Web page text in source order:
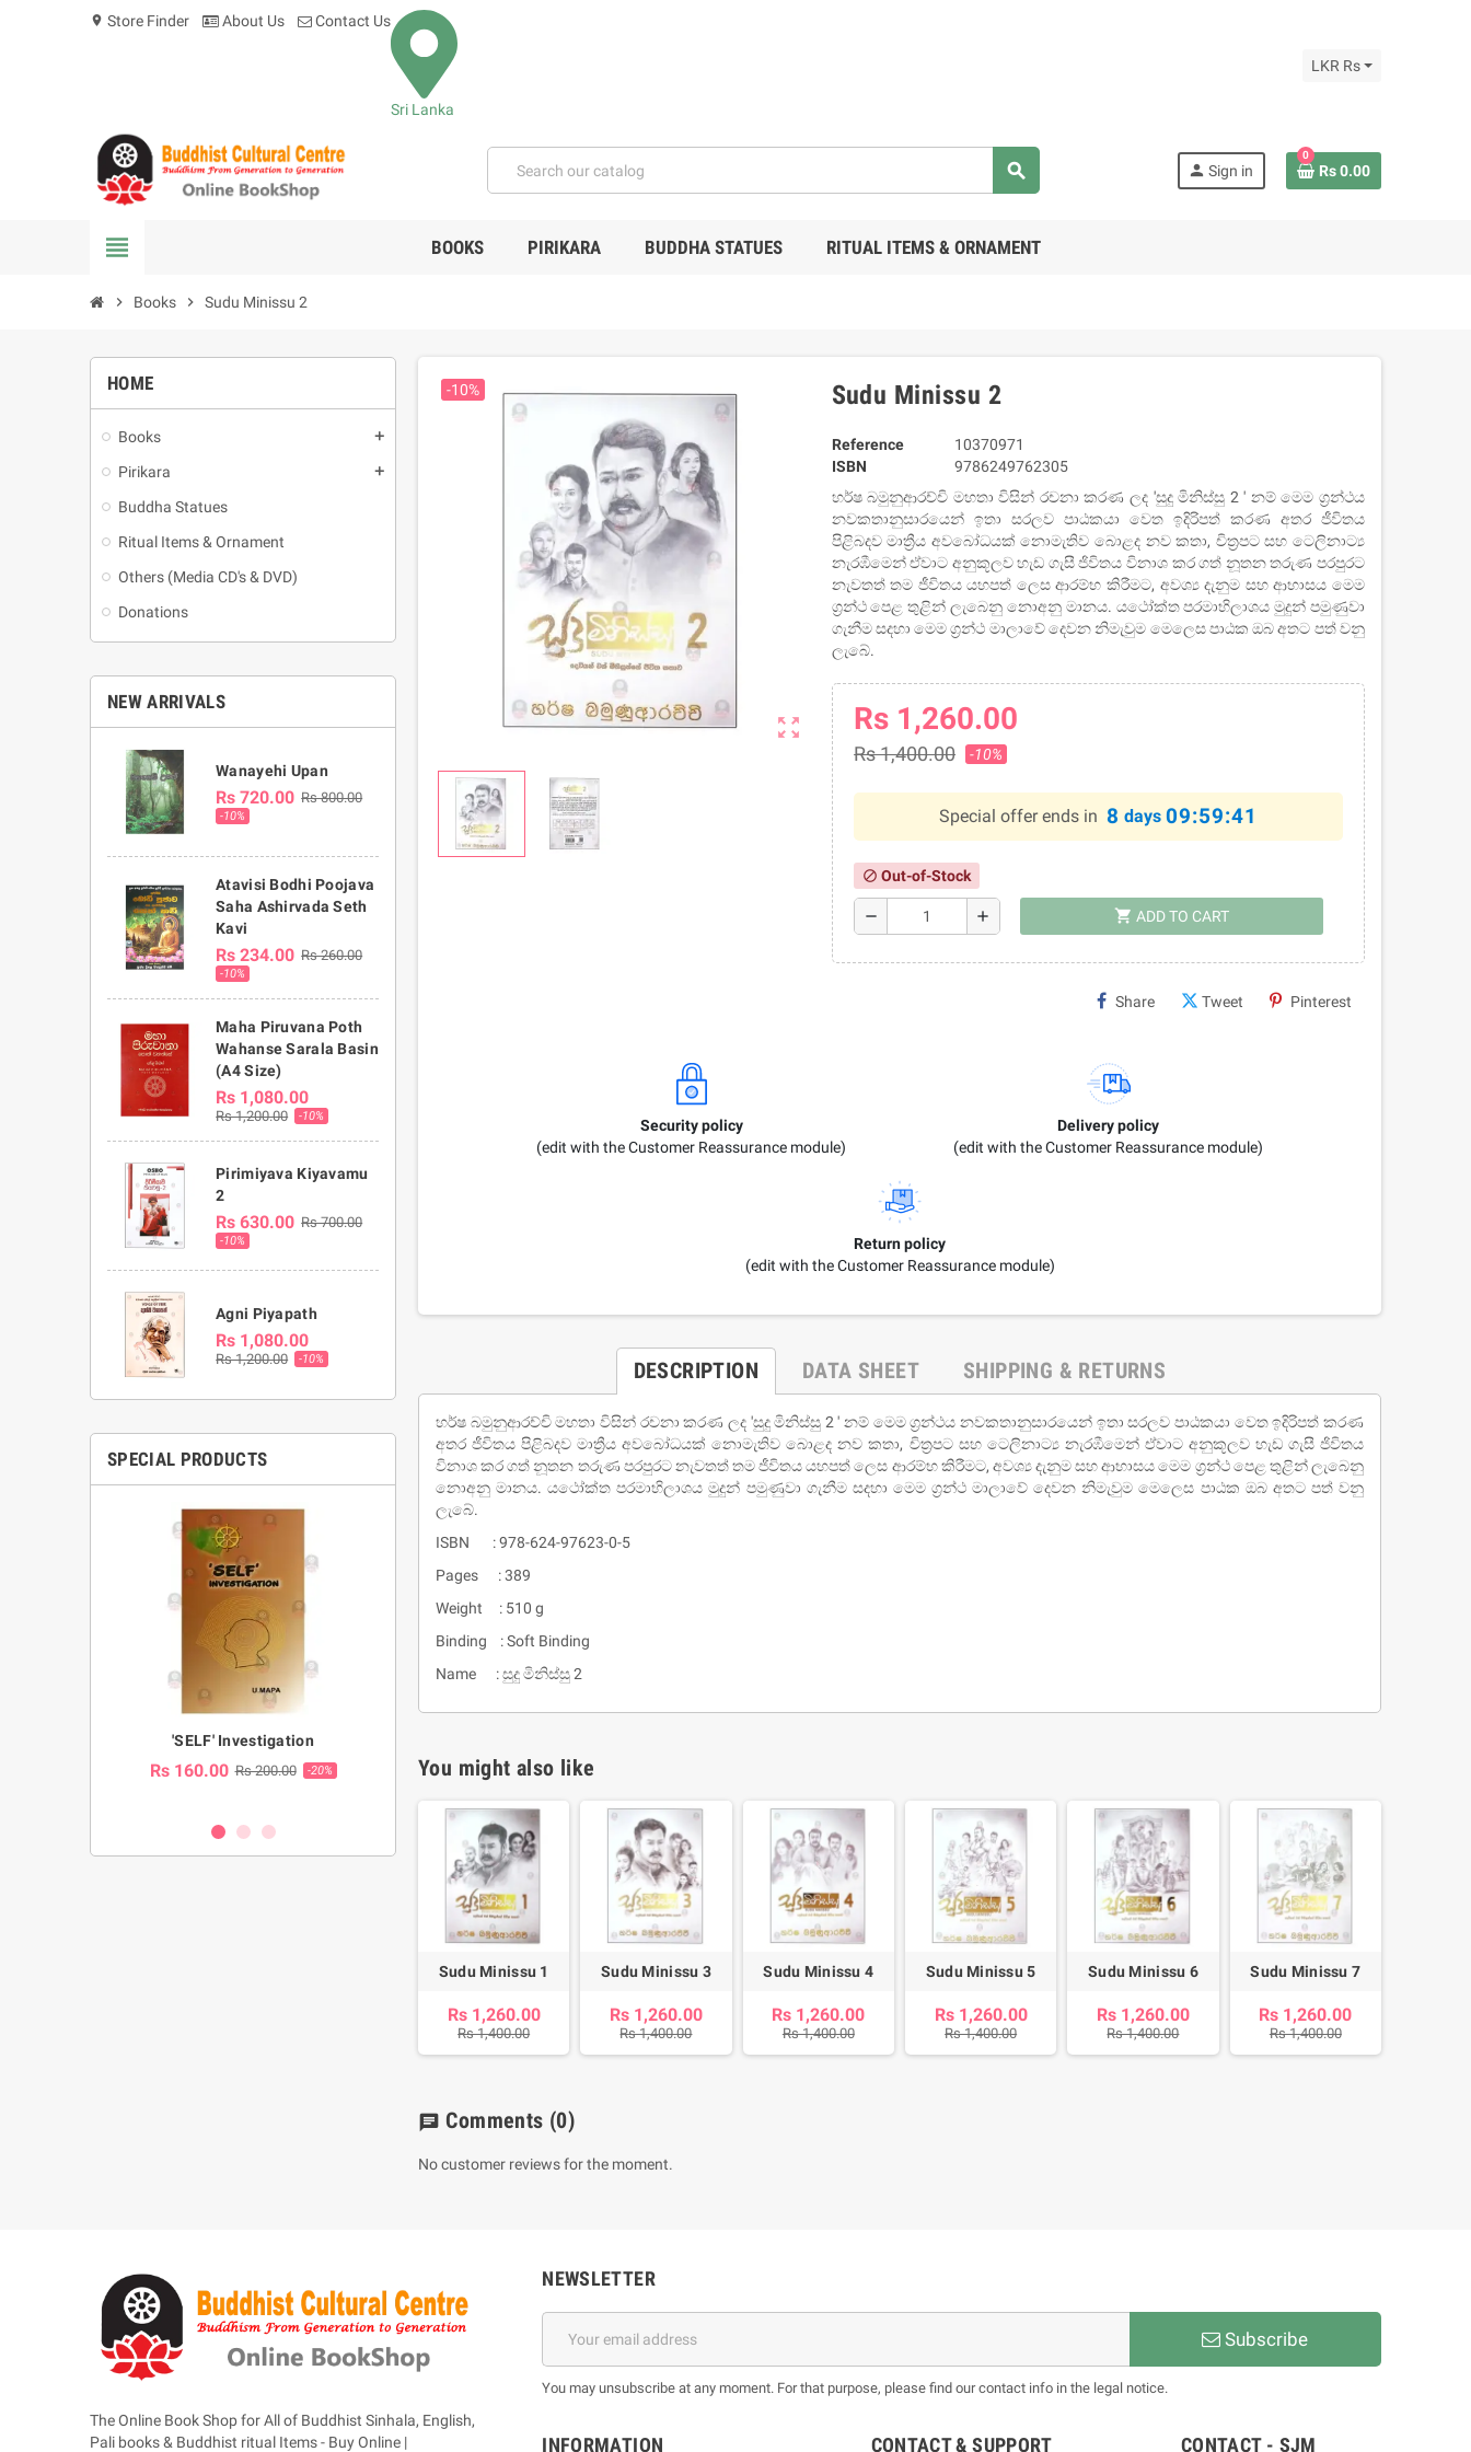
location_on Store Finder About Us Contact Us
Sri Lanka
LKR Rs
search person Sign in
0
Rs 0.00
view_headline BOOKS PIRIKARA BUDDHA STATUES RITUAL ITEMS & ORNAMENT
chevron_right Books chevron_right Sudu Minissu 2
HOME
Books add
Pirikara add
Buddha Statues
Ritual Items & Ornament
Others (Media CD's & DVD)
Donations
NEW ARRIVALS
Wanayehi Upan
Rs 720.00 Rs 800.00
-10%
Atavisi Bodhi Poojava
Saha Ashirvada Seth
Kavi
Rs 234.00 Rs 260.00
-10%
Maha Piruvana Poth
Wahanse Sarala Basin
(A4 Size)
Rs 1,080.00
Rs 1,200.00 -10%
Pirimiyava Kiyavamu
2
Rs 630.00 Rs 700.00
-10%
Agni Piyapath
Rs 1,080.00
Rs 1,200.00 -10%
SPECIAL PRODUCTS
'SELF' Investigation
Rs 160.00 Rs 200.00 -20%
Poth Wahanse
zoom_out_map
-10% Sudu Minissu 2
Reference
10370971
ISBN
9786249762305
හර්ෂ බමුනුආරච්චි මහතා විසින් රචනා කරණ ලද 'සුදු මිනිස්සු 2 ' නම් මෙම ග්‍රන්ථය
නවකතානුසාරයෙන් ඉතා සරලව පාඨකයා වෙත ඉදිරිපත් කරණ අතර ජීවිතය
පිළිබදව මාත්‍රීය අවබෝධයක් නොමැතිව බොළද නව කතා, චිත්‍රපට සහ ටෙලිනාට්‍ය
නැරඹීමෙන් ඒවාට අනුකූලව හැඩ ගැසී ජිවිතය විනාශ කර ගත් නූතන තරුණ පරපුරට
නැවතත් තම ජීවිතය යහපත් ලෙස ආරම්භ කිරීමට, අවශ්‍ය දැනුම සහ ආභාසය මෙම
ග්‍රන්ථ පෙළ තුළින් ලැබෙනු නොඅනු මානය. යථෝක්ත පරමාභිලාශය මුදුන් පමුණුවා
ගැනීම සදහා මෙම ග්‍රන්ථ මාලාවේ දෙවන නිමැවුම මෙලෙස පාඨක ඔබ අතට පත් වනු
ලැබේ.
Rs 1,260.00
Rs 1,400.00 -10%
Special offer ends in 8 days 09:59:41
block Out-of-Stock
remove add shopping_cart ADD TO CART
Share Tweet Pinterest
Security policy
(edit with the Customer Reassurance module)
Delivery policy
(edit with the Customer Reassurance module)
Return policy
(edit with the Customer Reassurance module)
DESCRIPTION DATA SHEET SHIPPING & RETURNS
හර්ෂ බමුනුආරච්චි මහතා විසින් රචනා කරණ ලද 'සුදු මිනිස්සු 2 ' නම් මෙම ග්‍රන්ථය නවකතානුසාරයෙන් ඉතා සරලව පාඨකයා වෙත ඉදිරිපත් කරණ
අතර ජීවිතය පිළිබදව මාත්‍රීය අවබෝධයක් නොමැතිව බොළද නව කතා, චිත්‍රපට සහ ටෙලිනාට්‍ය නැරඹීමෙන් ඒවාට අනුකූලව හැඩ ගැසී ජිවිතය
විනාශ කර ගත් නූතන තරුණ පරපුරට නැවතත් තම ජීවිතය යහපත් ලෙස ආරම්භ කිරීමට, අවශ්‍ය දැනුම සහ ආභාසය මෙම ග්‍රන්ථ පෙළ තුළින් ලැබෙනු
නොඅනු මානය. යථෝක්ත පරමාභිලාශය මුදුන් පමුණුවා ගැනීම සදහා මෙම ග්‍රන්ථ මාලාවේ දෙවන නිමැවුම මෙලෙස පාඨක ඔබ අතට පත් වනු
ලැබේ.
ISBN : 978-624-97623-0-5
Pages : 389
Weight : 510 g
Binding : Soft Binding
Name : සුදු මිනිස්සු 2
You might also like
Sudu Minissu 1
Rs 1,260.00
Rs 1,400.00
Sudu Minissu 3
Rs 1,260.00
Rs 1,400.00
Sudu Minissu 4
Rs 1,260.00
Rs 1,400.00
Sudu Minissu 5
Rs 1,260.00
Rs 1,400.00
Sudu Minissu 6
Rs 1,260.00
Rs 1,400.00
Sudu Minissu 7
Rs 1,260.00
Rs 1,400.00
chat Comments (0)
No customer reviews for the moment.
The Online Book Shop for All of Buddhist Sinhala, English,
Pali books & Buddhist ritual Items - Buy Online |
NEWSLETTER
Subscribe
You may unsubscribe at any moment. For that purpose, please find our contact info in the legal notice.
INFORMATION CONTACT & SUPPORT CONTACT - SJM